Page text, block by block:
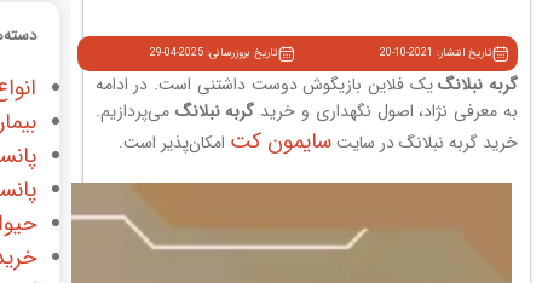
تاریخ انتشار: 2021-10-20 تاریخ بروزرسانی: 2025-04-29
گربه نبلانگیک فلاین بازیگوش دوست داشتنی است. در ادامه
به معرفی نژاد، اصول نگهداری و خرید گربه نبلانگ می‌پردازیم.
خرید گربه نبلانگ در سایتسایمون کت امکان‌پذیر است.